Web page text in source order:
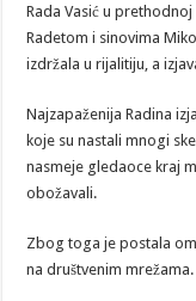
Rada Vasić u
Radetom i sinovima
izdržala u rijalitiju, a
Najzapaženija Radina
koje su nastali mnogi
nasmeje gledaoce kraj
obožavali.
Zbog toga je postala
na društvenim mrežama.